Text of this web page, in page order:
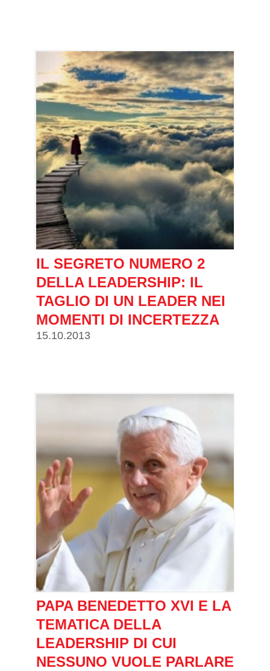
IL SEGRETO NUMERO 2
DELLA LEADERSHIP: IL
TAGLIO DI UN LEADER NEI
MOMENTI DI INCERTEZZA
15.10.2013
PAPA BENEDETTO XVI E LA
TEMATICA DELLA
LEADERSHIP DI CUI
NESSUNO VUOLE PARLARE